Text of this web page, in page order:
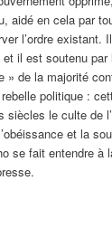
aidé en cela par
l’ordre existant.
il est soutenu par
» de la majorité
politique :
siècles le culte de
et la
se fait entendre à